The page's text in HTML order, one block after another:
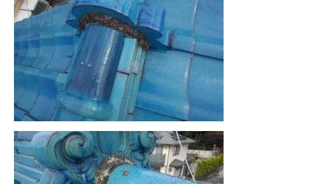
お問い合わせ
ホーム 浴槽塗装 ３つのこだわり 施工事例